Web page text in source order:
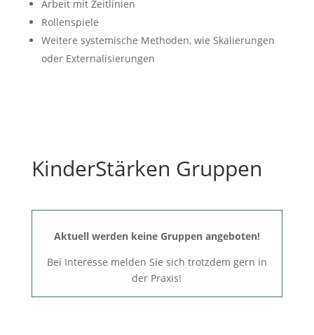
Arbeit mit Zeitlinien
Rollenspiele
Weitere systemische Methoden, wie Skalierungen
oder Externalisierungen
KinderStärken Gruppen
Aktuell werden keine Gruppen angeboten!
Bei Interesse melden Sie sich trotzdem gern in
der Praxis!